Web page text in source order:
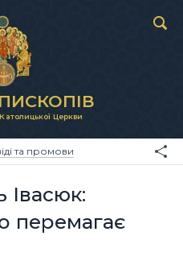
Церкви
та промови
Івасюк:
перемагає